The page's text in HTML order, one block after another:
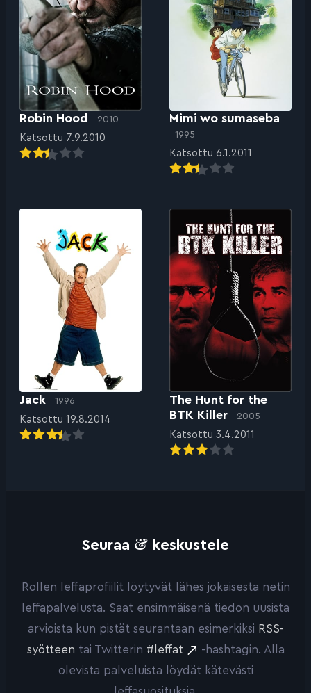
Robin Hood 2010
Katsottu 7.9.2010
Mimi wo sumaseba
1995
Katsottu 6.1.2011
Jack 1996
Katsottu 19.8.2014
The Hunt for the
BTK Killer
2005
Katsottu 3.4.2011
Seuraa & keskustele
Rollen leffaprofiilit löytyvät lähes jokaisesta netin
leffapalvelusta. Saat ensimmäisenä tiedon uusista
arvioista kun pistät seurantaan esimerkiksi RSS-
syötteen tai Twitterin #leffat
-hashtagin. Alla
olevista palveluista löydät kätevästi